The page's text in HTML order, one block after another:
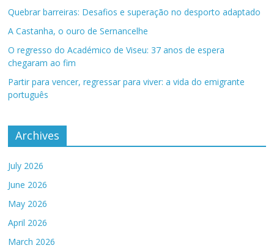
Quebrar barreiras: Desafios e superação no desporto adaptado
A Castanha, o ouro de Sernancelhe
O regresso do Académico de Viseu: 37 anos de espera
chegaram ao fim
Partir para vencer, regressar para viver: a vida do emigrante
português
Archives
July 2026
June 2026
May 2026
April 2026
March 2026